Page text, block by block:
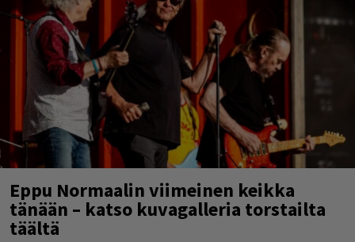
Eppu Normaalin viimeinen keikka
tänään – katso kuvagalleria torstailta
täältä